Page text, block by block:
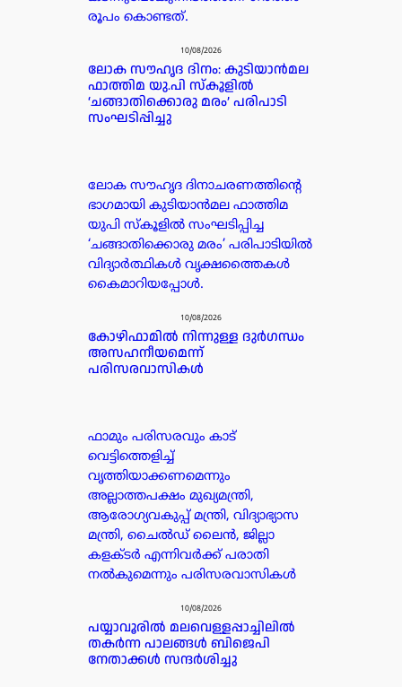
രൂപം കൊണ്ടത്.
10/08/2026
ലോക സൗഹൃദ ദിനം: കുടിയാൻമല
ഫാത്തിമ യു.പി സ്കൂളിൽ
‘ചങ്ങാതിക്കൊരു മരം’ പരിപാടി
സംഘടിപ്പിച്ചു
ലോക സൗഹൃദ ദിനാചരണത്തിൻ്റെ
ഭാഗമായി കുടിയാൻമല ഫാത്തിമ
യുപി സ്‌കൂളിൽ സംഘടിപ്പിച്ച
‘ചങ്ങാതിക്കൊരു മരം’ പരിപാടിയിൽ
വിദ്യാർത്ഥികൾ വൃക്ഷത്തൈകൾ
കൈമാറിയപ്പോൾ.
10/08/2026
കോഴിഫാമിൽ നിന്നുള്ള ദുർഗന്ധം
അസഹനീയമെന്ന്
പരിസരവാസികൾ
ഫാമും പരിസരവും കാട്
വെട്ടിത്തെളിച്ച്
വൃത്തിയാക്കണമെന്നും
അല്ലാത്തപക്ഷം മുഖ്യമന്ത്രി,
ആരോഗ്യവകുപ്പ് മന്ത്രി, വിദ്യാഭ്യാസ
മന്ത്രി, ചൈൽഡ് ലൈൻ, ജില്ലാ
കളക്ടർ എന്നിവർക്ക് പരാതി
നൽകുമെന്നും പരിസരവാസികൾ
10/08/2026
പയ്യാവൂരിൽ മലവെള്ളപ്പാച്ചിലിൽ
തകർന്ന പാലങ്ങൾ ബിജെപി
നേതാക്കൾ സന്ദർശിച്ചു